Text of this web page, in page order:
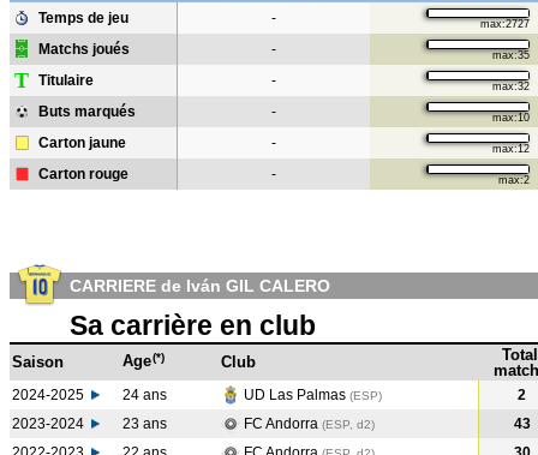
Temps de jeu
- max:2727
Matchs joués - max:35
T Titulaire - max:32
Buts marqués - max:10
Carton jaune - max:12
Carton rouge - max:2
CARRIERE de Iván GIL CALERO
Sa carrière en club
Saison Age(*) Club
Total
2024-2025 24 ans UD Las Palmas (ESP)
2
2023-2024
23 ans FC Andorra (ESP, d2)
43